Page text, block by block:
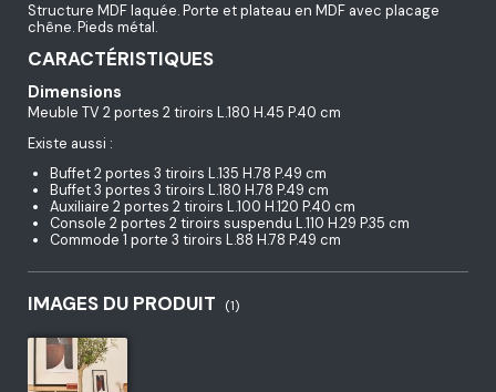
Structure MDF laquée. Porte et plateau en MDF avec placage
chêne. Pieds métal.
CARACTÉRISTIQUES
Dimensions
Meuble TV 2 portes 2 tiroirs L.180 H.45 P.40 cm
Existe aussi :
Buffet 2 portes 3 tiroirs L.135 H.78 P.49 cm
Buffet 3 portes 3 tiroirs L.180 H.78 P.49 cm
Auxiliaire 2 portes 2 tiroirs L.100 H.120 P.40 cm
Console 2 portes 2 tiroirs suspendu L.110 H.29 P.35 cm
Commode 1 porte 3 tiroirs L.88 H.78 P.49 cm
IMAGES DU PRODUIT (1)